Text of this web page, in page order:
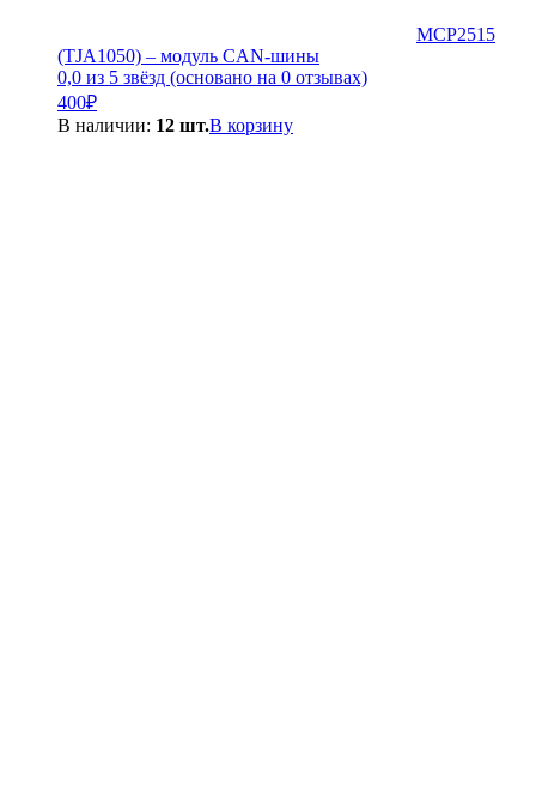
MCP2515
(TJA1050) – модуль CAN-шины
0,0 из 5 звёзд (основано на 0 отзывах)
400₽
В наличии: 12 шт.В корзину